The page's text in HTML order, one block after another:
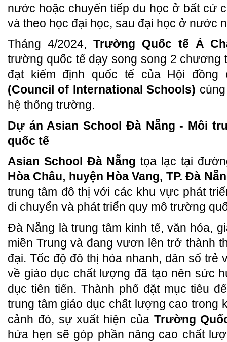
nước hoặc chuyển tiếp du học ở bất cứ
và theo học đại học, sau đại học ở nước
Tháng 4/2024, Trường Quốc tế Á
trường quốc tế dạy song song 2 chương
đạt kiểm định quốc tế của Hội
(Council of International Schools)
hệ thống trường.
Dự án Asian School Đà Nẵng - Môi
quốc tế
Asian School Đà Nẵng tọa lạc tại
Hòa Châu, huyện Hòa Vang, TP. Đà
trung tâm đô thị với các khu vực phát
di chuyển và phát triển quy mô trường
Đà Nẵng là trung tâm kinh tế, văn hóa,
miền Trung và đang vươn lên trở thành
đại. Tốc độ đô thị hóa nhanh, dân số trẻ
về giáo dục chất lượng đã tạo nên sức
dục tiên tiến. Thành phố đặt mục tiêu
trung tâm giáo dục chất lượng cao trong
cảnh đó, sự xuất hiện của Trường
hứa hẹn sẽ góp phần nâng cao chất